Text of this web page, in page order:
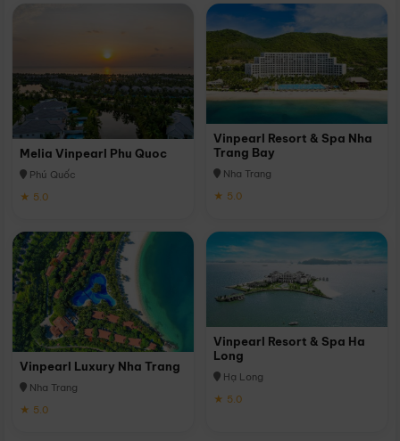
Melia Vinpearl Phu Quoc
Phú Quốc
★ 5.0
Vinpearl Resort & Spa Nha
Trang Bay
Nha Trang
★ 5.0
Vinpearl Luxury Nha Trang
Nha Trang
★ 5.0
Vinpearl Resort & Spa Ha
Long
Hạ Long
★ 5.0